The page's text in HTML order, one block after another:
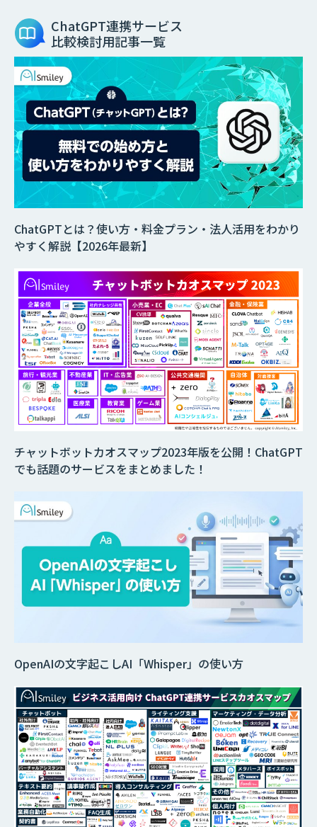
ChatGPT連携サービス
比較検討用記事一覧
ChatGPTとは？使い方・料金プラン・法人活用をわかり
やすく解説【2026年最新】
チャットボットカオスマップ2023年版を公開！ChatGPT
でも話題のサービスをまとめました！
OpenAIの文字起こしAI「Whisper」の使い方